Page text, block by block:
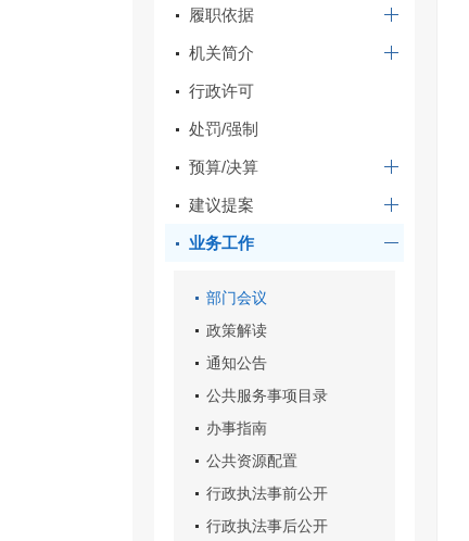
履职依据
机关简介
行政许可
处罚/强制
预算/决算
建议提案
业务工作
部门会议
政策解读
通知公告
公共服务事项目录
办事指南
公共资源配置
行政执法事前公开
行政执法事后公开